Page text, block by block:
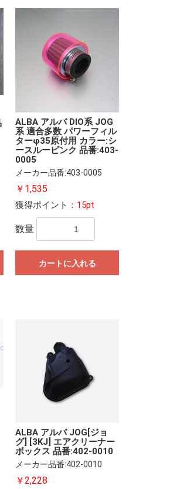
ALBA アルバ DIO系 JOG
系 適合多数 パワーフィル
ターφ35原付用 カラー:シ
ースルーピンク 品番:403-
0005
メーカー品番:403-0005
￥1,535
獲得ポイント ：15pt
数量
カートに入れる
ALBA アルバ JOG[ジョ
グ] [3KJ] エアクリーナー
ボックス 品番:402-0010
メーカー品番:402-0010
￥2,228